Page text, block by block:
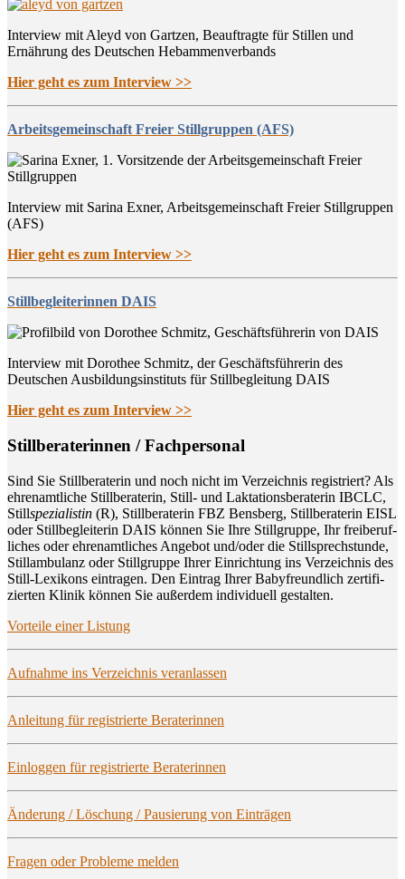
Interview mit Aleyd von Gartzen, Beauftragte für Stillen und
Ernährung des Deutschen Hebammenverbands
Hier geht es zum Interview >>
Arbeitsgemeinschaft Freier Stillgruppen (AFS)
Interview mit Sarina Exner, Arbeitsgemeinschaft Freier Stillgruppen
(AFS)
Hier geht es zum Interview >>
Stillbegleiterinnen DAIS
Interview mit Dorothee Schmitz, der Geschäftsführerin des
Deutschen Ausbildungsinstituts für Stillbegleitung DAIS
Hier geht es zum Interview >>
Still­be­ra­te­rin­nen / Fachpersonal
Sind Sie Still­be­ra­te­rin und noch nicht im Ver­zeich­nis regis­triert? Als
ehren­amt­li­che Still­be­ra­te­rin, Still- und Lak­ta­ti­ons­be­ra­te­rin IBCLC,
Stillspe­zia­lis­tin (R), Still­be­ra­te­rin FBZ Bens­berg, Still­be­ra­te­rin EISL
oder Still­be­glei­te­rin DAIS kön­nen Sie Ihre Still­grup­pe, Ihr frei­be­ruf­
li­ches oder ehren­amt­li­ches Ange­bot und/oder die Still­sprech­stun­de,
Still­am­bu­lanz oder Still­grup­pe Ihrer Ein­rich­tung ins Ver­zeich­nis des
Still-Lexi­kons ein­tra­gen. Den Ein­trag Ihrer Baby­freund­lich zer­ti­fi­
zier­ten Kli­nik kön­nen Sie außer­dem indi­vi­du­ell gestalten.
Vor­tei­le einer Listung
Auf­nah­me ins Ver­zeich­nis veranlassen
Anlei­tung für regis­trier­te Beraterinnen
Ein­log­gen für regis­trier­te Beraterinnen
Ände­rung / Löschung / Pau­sie­rung von Einträgen
Fra­gen oder Pro­ble­me melden